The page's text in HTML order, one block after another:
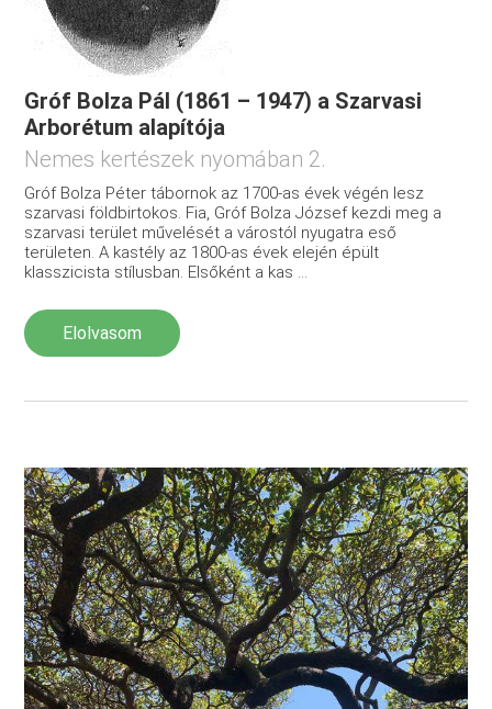
Gróf Bolza Pál (1861 – 1947) a Szarvasi
Arborétum alapítója
Nemes kertészek nyomában 2.
Gróf Bolza Péter tábornok az 1700-as évek végén lesz
szarvasi földbirtokos. Fia, Gróf Bolza József kezdi meg a
szarvasi terület művelését a várostól nyugatra eső
területen. A kastély az 1800-as évek elején épült
klasszicista stílusban. Elsőként a kas ...
Elolvasom